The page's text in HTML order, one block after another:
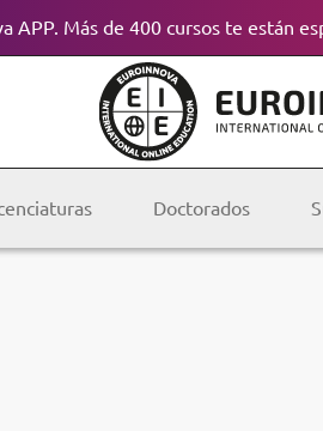
APP. Más de 400 cursos te están
Doctorados